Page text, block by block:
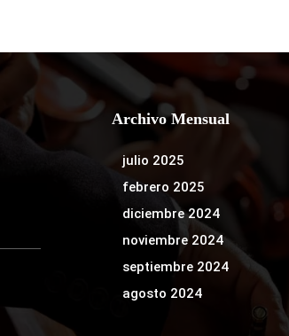
Archivo Mensual
julio 2025
febrero 2025
diciembre 2024
noviembre 2024
septiembre 2024
agosto 2024